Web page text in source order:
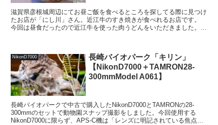
滋賀県彦根城周辺にてお昼ご飯を食べるところを探してる際に見つけ
たお店が「にし川」さん。近江牛のすき焼きが食べれるお店です。
今回は昼食だったので近江牛を使った肉うどんをいただきました。
NikonD7000
長崎バイオパーク「キリン」
【NikonD7000＋TAMRON28-
300mmModel A061】
長崎バイオパークで中古で購入したNikonD7000とTAMRONの28-
300mmのセットで動物園スナップ撮影をしました。今回使用する
NikonD7000に限らず、APS-C機は「レンズに明記されている焦点距